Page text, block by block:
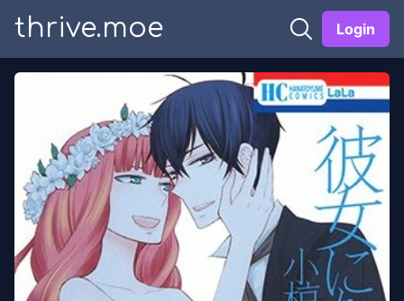
thrive.moe Login